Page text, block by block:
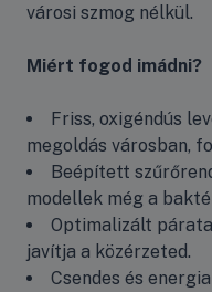
városi szmog nélkül.
Miért fogod imádni?
Friss, oxigéndús
megoldás városban,
Beépített
modellek még a
Optimalizált
javítja a közérzeted.
Csendes és